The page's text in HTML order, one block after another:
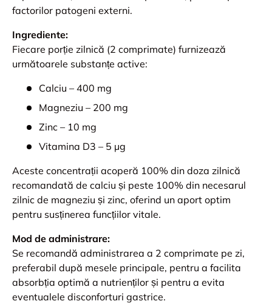
factorilor patogeni externi.
Ingrediente:
Fiecare porție zilnică (2 comprimate) furnizează
următoarele substanțe active:
Calciu – 400 mg
Magneziu – 200 mg
Zinc – 10 mg
Vitamina D3 – 5 µg
Aceste concentrații acoperă 100% din doza zilnică
recomandată de calciu și peste 100% din necesarul
zilnic de magneziu și zinc, oferind un aport optim
pentru susținerea funcțiilor vitale.
Mod de administrare:
Se recomandă administrarea a 2 comprimate pe zi,
preferabil după mesele principale, pentru a facilita
absorbția optimă a nutrienților și pentru a evita
eventualele disconforturi gastrice.